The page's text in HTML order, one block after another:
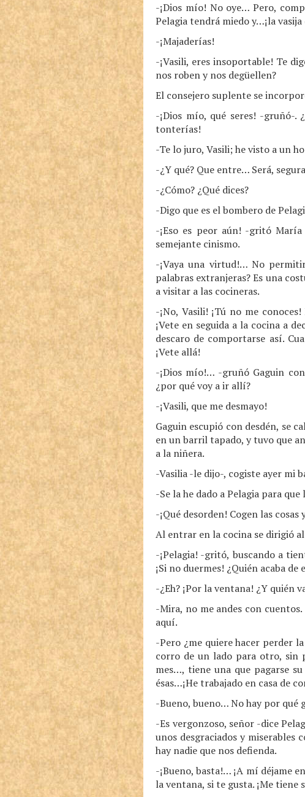
-¡Dios mío! No oye… Pero,
Pelagia tendrá miedo y…¡la
-¡Majaderías!
-¡Vasili, eres insoportable! Te
nos roben y nos degüellen?
El consejero suplente se
-¡Dios mío, qué seres! -gruñó-.
tonterías!
-Te lo juro, Vasili; he visto a un
-¿Y qué? Que entre… Será,
-¿Cómo? ¿Qué dices?
-Digo que es el bombero de
-¡Eso es peor aún! -gritó
semejante cinismo.
-¡Vaya una virtud!… No
palabras extranjeras? Es una
a visitar a las cocineras.
-¡No, Vasili! ¡Tú no me
¡Vete en seguida a la cocina a
descaro de comportarse así.
¡Vete allá!
-¡Dios mío!… -gruñó Gaguin
¿por qué voy a ir allí?
-¡Vasili, que me desmayo!
Gaguin escupió con desdén, se
en un barril tapado, y tuvo que
a la niñera.
-Vasilia -le dijo-, cogiste ayer mi
-Se la he dado a Pelagia para
-¡Qué desorden! Cogen las
Al entrar en la cocina se dirigió
-¡Pelagia! -gritó, buscando a
¡Si no duermes! ¿Quién acaba
-¿Eh? ¡Por la ventana! ¿Y quién
-Mira, no me andes con
aquí.
-Pero ¿me quiere hacer perder
corro de un lado para otro, sin
mes…, tiene una que pagarse
ésas…¡He trabajado en casa de
-Bueno, bueno… No hay por qué
-Es vergonzoso, señor -dice
unos desgraciados y miserables
hay nadie que nos defienda.
-¡Bueno, basta!… ¡A mí déjame
la ventana, si te gusta. ¡Me tiene